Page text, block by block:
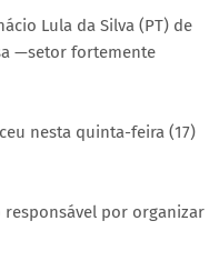
Lula da Silva (PT) de
—setor fortemente
nesta quinta-feira (17)
por organizar